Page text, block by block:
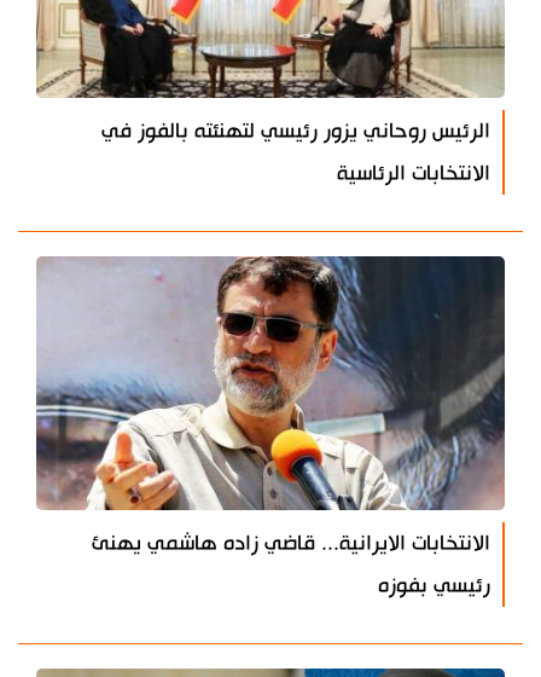
الرئيس روحاني يزور رئيسي لتهنئته بالفوز في
الانتخابات الرئاسية
الانتخابات الايرانية... قاضي زاده هاشمي يهنئ
رئيسي بفوزه